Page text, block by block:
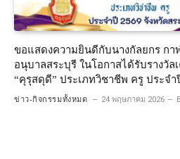
ขอแสดงความยินดีกับนางกัลยกร กา
อนุบาลสระบุรี ในโอกาสได้รับรางวัล
“คุรุสดุดี” ประเภทวิชาชีพ ครู ประจำ
ข่าว-กิจกรรมทั้งหมด 24 พฤษภาคม 2026